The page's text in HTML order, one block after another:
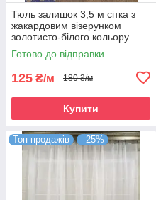
Тюль залишок 3,5 м сітка з
жакардовим візерунком
золотисто-білого кольору
Готово до відправки
125 ₴/м 180 ₴/м
Купити
Топ продажів –25%